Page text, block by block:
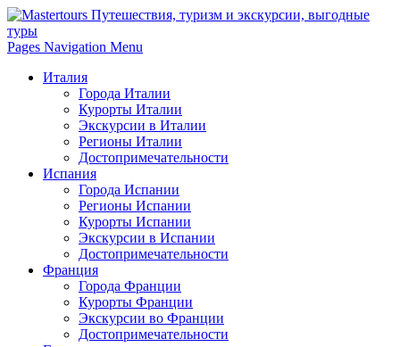
Pages Navigation Menu
Италия
Города Италии
Курорты Италии
Экскурсии в Италии
Регионы Италии
Достопримечательности
Испания
Города Испании
Регионы Испании
Курорты Испании
Экскурсии в Испании
Достопримечательности
Франция
Города Франции
Курорты Франции
Экскурсии во Франции
Достопримечательности